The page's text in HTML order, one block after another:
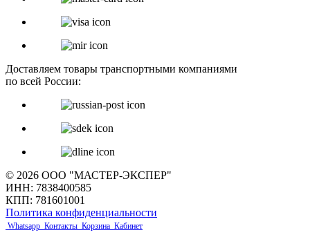
Доставляем товары транспортными компаниями
по всей России:
© 2026 ООО "МАСТЕР-ЭКСПЕР"
ИНН: 7838400585
КПП: 781601001
Политика конфиденциальности
Whatsapp Контакты Корзина Кабинет